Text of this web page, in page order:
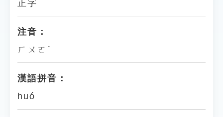
正字
注音：
ㄏㄨㄛˊ
漢語拼音：
huó